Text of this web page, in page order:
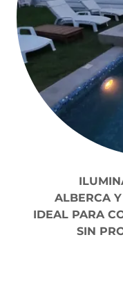
ALBERCA
IDEAL PARA
SIN